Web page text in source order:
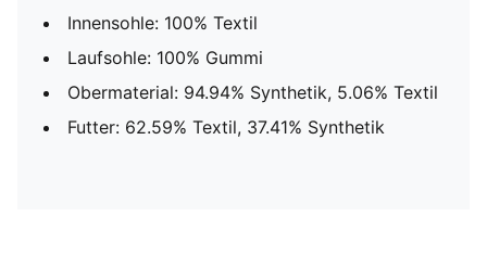
Innensohle: 100% Textil
Laufsohle: 100% Gummi
Obermaterial: 94.94% Synthetik, 5.06% Textil
Futter: 62.59% Textil, 37.41% Synthetik